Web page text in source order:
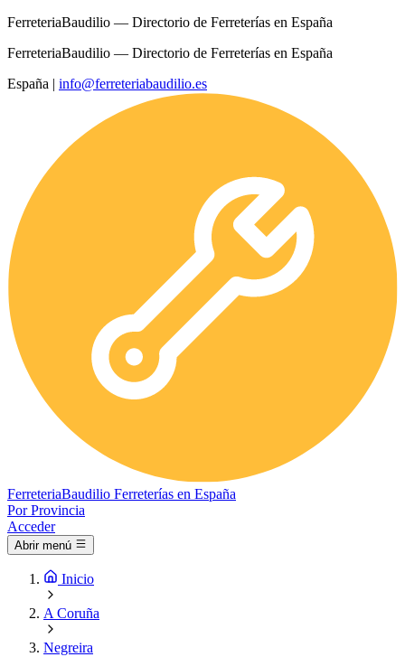
FerreteriaBaudilio — Directorio de Ferreterías en España
FerreteriaBaudilio — Directorio de Ferreterías en España
España | info@ferreteriabaudilio.es
FerreteriaBaudilio Ferreterías en España
Por Provincia
Acceder
Abrir menú
Inicio
A Coruña
Negreira